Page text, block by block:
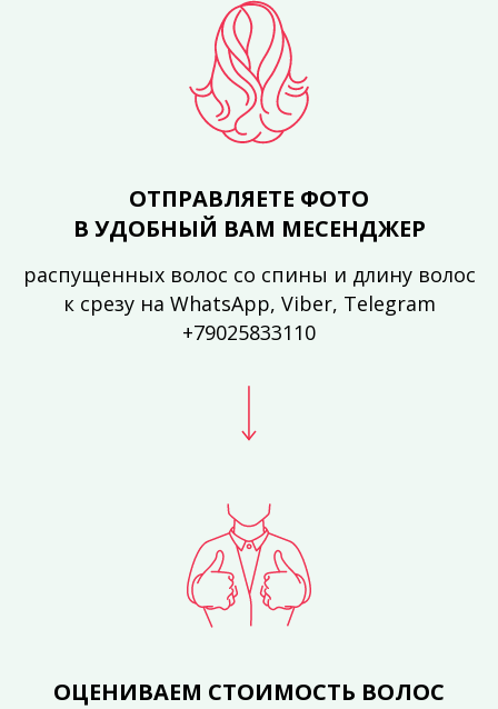
ОТПРАВЛЯЕТЕ ФОТО
В УДОБНЫЙ ВАМ МЕСЕНДЖЕР
распущенных волос со спины и длину волос
к срезу на WhatsApp, Viber, Telegram
+79025833110
ОЦЕНИВАЕМ СТОИМОСТЬ ВОЛОС